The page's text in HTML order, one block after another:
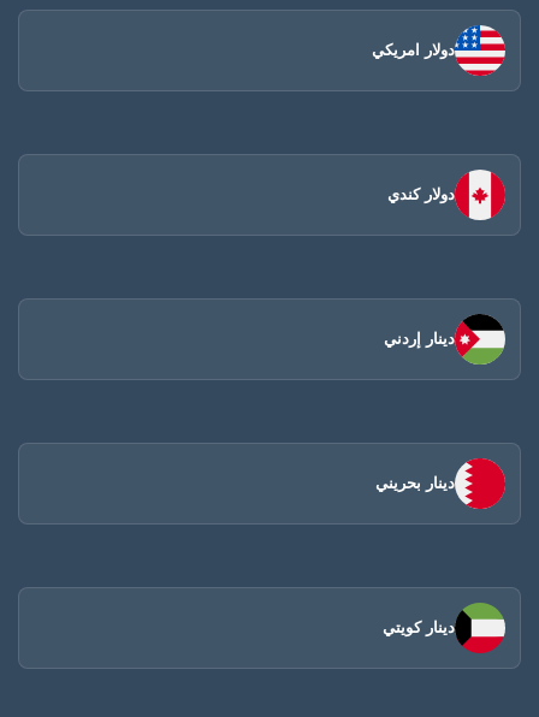
دولار امريكي
دولار كندي
دينار إردني
دينار بحريني
دينار كويتي